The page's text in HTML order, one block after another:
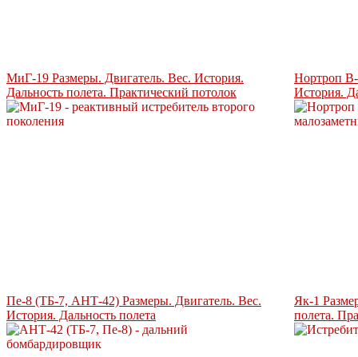
МиГ-19 Размеры. Двигатель. Вес. История.
Дальность полета. Практический потолок
Нортроп
История.
Пе-8 (ТБ-7, АНТ-42) Размеры. Двигатель. Вес.
История. Дальность полета
Як-1
полета.